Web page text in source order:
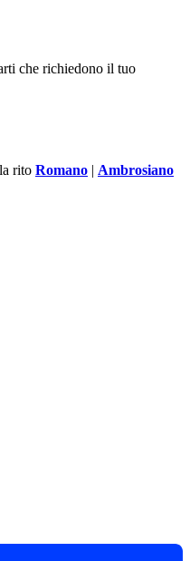
che richiedono il tuo
rito Romano | Ambrosiano